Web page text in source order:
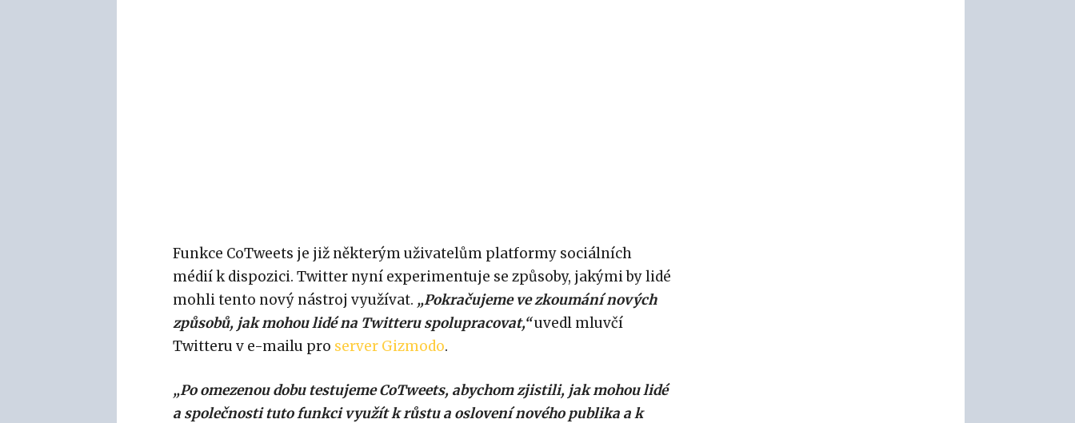
Funkce CoTweets je již některým uživatelům platformy sociálních
médií k dispozici. Twitter nyní experimentuje se způsoby, jakými by lidé
mohli tento nový nástroj využívat. „Pokračujeme ve zkoumání nových
způsobů, jak mohou lidé na Twitteru spolupracovat,“uvedl mluvčí
Twitteru v e-mailu pro server Gizmodo.
„Po omezenou dobu testujeme CoTweets, abychom zjistili, jak mohou lidé
a společnosti tuto funkci využít k růstu a oslovení nového publika a k